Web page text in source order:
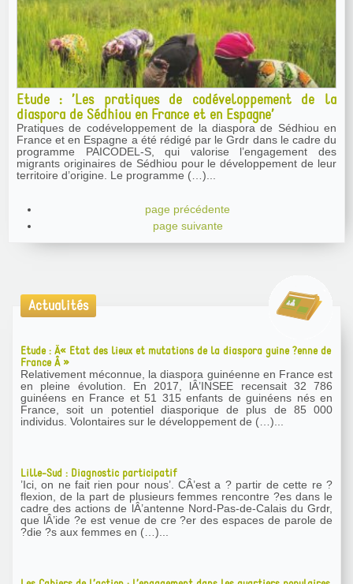
Etude : ’Les pratiques de codéveloppement de la
diaspora de Sédhiou en France et en Espagne’
Pratiques de codéveloppement de la diaspora de Sédhiou en
France et en Espagne a été rédigé par le Grdr dans le cadre du
programme PAICODEL-S, qui valorise l’engagement des
migrants originaires de Sédhiou pour le développement de leur
territoire d’origine. Le programme (…)...
page précédente
page suivante
Actualités
Etude : Â« Etat des lieux et mutations de la diaspora guine ?enne de
France Â »
Relativement méconnue, la diaspora guinéenne en France est
en pleine évolution. En 2017, lÂ’INSEE recensait 32 786
guinéens en France et 51 315 enfants de guinéens nés en
France, soit un potentiel diasporique de plus de 85 000
individus. Volontaires sur le développement de (…)...
Lille-Sud : Diagnostic participatif
’Ici, on ne fait rien pour nous’. CÂ’est a ? partir de cette re ?
flexion, de la part de plusieurs femmes rencontre ?es dans le
cadre des actions de lÂ’antenne Nord-Pas-de-Calais du Grdr,
que lÂ’ide ?e est venue de cre ?er des espaces de parole de
?die ?s aux femmes en (…)...